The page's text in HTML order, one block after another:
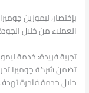
بإختصار، ليموزين
العملاء من خلال
تجربة فريدة: خدمة
تضمن شركة چوميرا
خلال خدمة فاخرة تهدف